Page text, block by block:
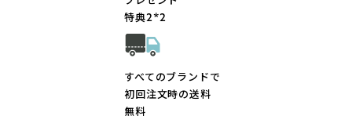
特典2*2
すべてのブランドで
初回注文時の送料
無料